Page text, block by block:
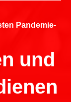
Pandemie-
und